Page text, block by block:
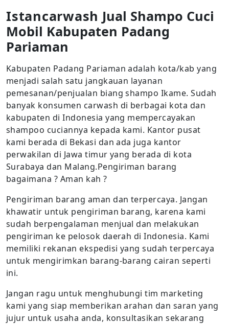
Istancarwash Jual Shampo Cuci
Mobil Kabupaten Padang
Pariaman
Kabupaten Padang Pariaman adalah kota/kab yang
menjadi salah satu jangkauan layanan
pemesanan/penjualan biang shampo Ikame. Sudah
banyak konsumen carwash di berbagai kota dan
kabupaten di Indonesia yang mempercayakan
shampoo cuciannya kepada kami. Kantor pusat
kami berada di Bekasi dan ada juga kantor
perwakilan di Jawa timur yang berada di kota
Surabaya dan Malang.Pengiriman barang
bagaimana ? Aman kah ?
Pengiriman barang aman dan terpercaya. Jangan
khawatir untuk pengiriman barang, karena kami
sudah berpengalaman menjual dan melakukan
pengiriman ke pelosok daerah di Indonesia. Kami
memiliki rekanan ekspedisi yang sudah terpercaya
untuk mengirimkan barang-barang cairan seperti
ini.
Jangan ragu untuk menghubungi tim marketing
kami yang siap memberikan arahan dan saran yang
jujur untuk usaha anda, konsultasikan sekarang